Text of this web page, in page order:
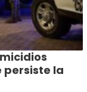
persiste la